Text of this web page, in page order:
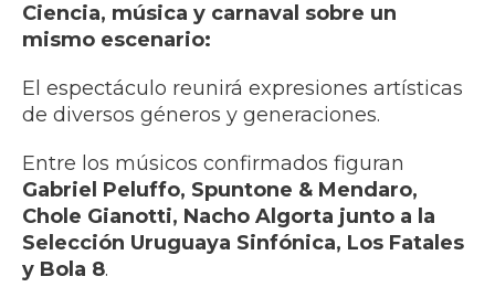
Ciencia, música y carnaval sobre un
mismo escenario:
El espectáculo reunirá expresiones artísticas
de diversos géneros y generaciones.
Entre los músicos confirmados figuran
Gabriel Peluffo, Spuntone & Mendaro,
Chole Gianotti, Nacho Algorta junto a la
Selección Uruguaya Sinfónica, Los Fatales
y Bola 8.